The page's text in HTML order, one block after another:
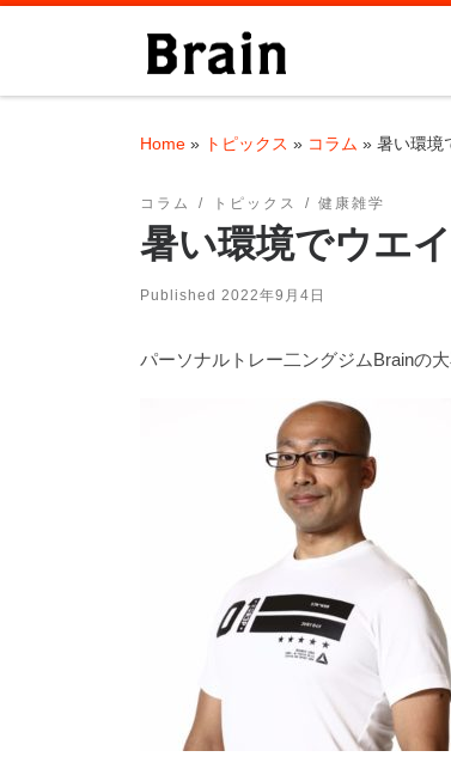
Skip to content
Home » トピックス » コラム » 暑い環境
コラム トピックス 健康雑学
暑い環境でウエ
Published 2022年9月4日
パーソナルトレー二ングジムBrainの大